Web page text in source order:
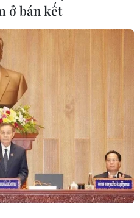
Hồi giáo "thắt lưng
ở bán kết